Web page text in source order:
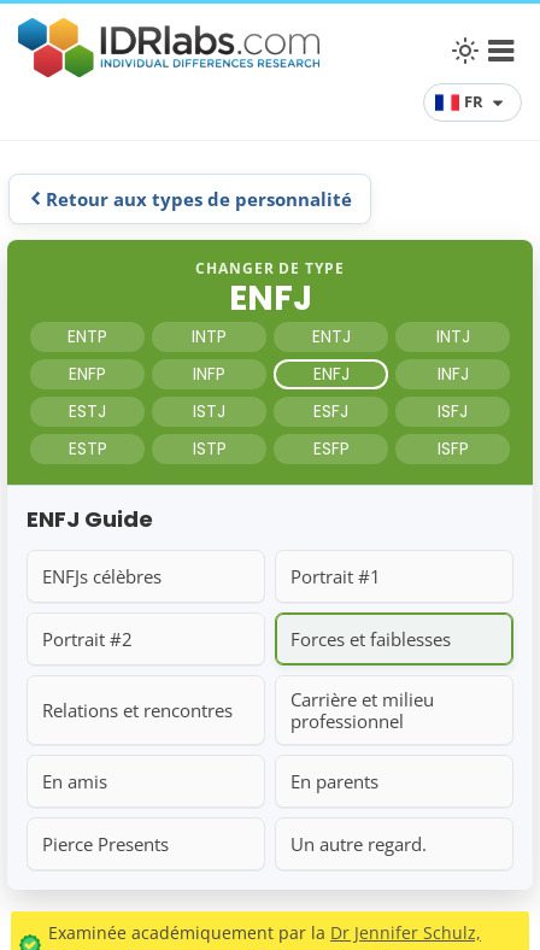
FR
Retour aux types de personnalité
CHANGER DE TYPE
ENFJ
ENTP INTP ENTJ
INTJ
ENFP
INFP ENFJ
INFJ
ESTJ
ISTJ ESFJ
ISFJ
ESTP
ISTP ESFP ISFP
ENFJ Guide
ENFJs célèbres Portrait #1
Portrait #2 Forces et faiblesses
Relations et rencontres
Carrière et milieu
professionnel
En amis En parents
Pierce Presents Un autre regard.
Examinée académiquement par la Dr Jennifer Schulz,